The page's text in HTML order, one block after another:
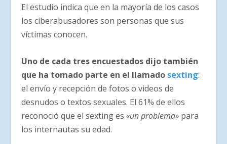
El estudio indica que en la mayoría de los casos
los ciberabusadores son personas que sus
víctimas conocen.
Uno de cada tres encuestados dijo también
que ha tomado parte en el llamado sexting:
el envío y recepción de fotos o videos de
desnudos o textos sexuales. El 61% de ellos
reconoció que el sexting es«un problema» para
los internautas su edad.